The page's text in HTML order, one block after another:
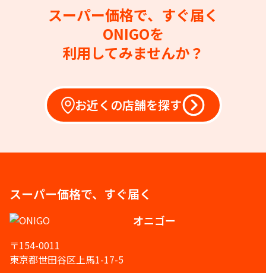
スーパー価格で、すぐ届く
ONIGOを
利用してみませんか？
お近くの店舗を探す
スーパー価格で、すぐ届く
オニゴー
〒154-0011
東京都世田谷区上馬1-17-5